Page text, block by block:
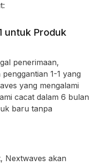
untuk Produk
penerimaan,
1-1 yang
yang mengalami
cacat dalam 6 bulan
baru tanpa
Nextwaves akan